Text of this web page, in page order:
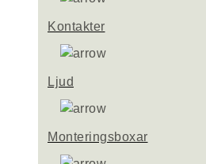
Kontakter
Ljud
Monteringsboxar